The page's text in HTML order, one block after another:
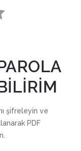
şifreleyin ve
PDF